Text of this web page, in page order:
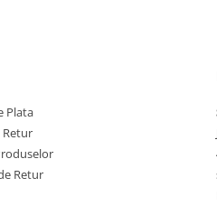
Plata
Retur
Retur